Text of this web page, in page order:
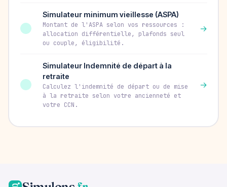
Simulateur minimum vieillesse (ASPA)
Montant de l'ASPA selon vos ressources :
allocation différentielle, plafonds seul
ou couple, éligibilité.
→
Simulateur Indemnité de départ à la
retraite
Calculez l'indemnité de départ ou de mise
à la retraite selon votre ancienneté et
votre CCN.
→